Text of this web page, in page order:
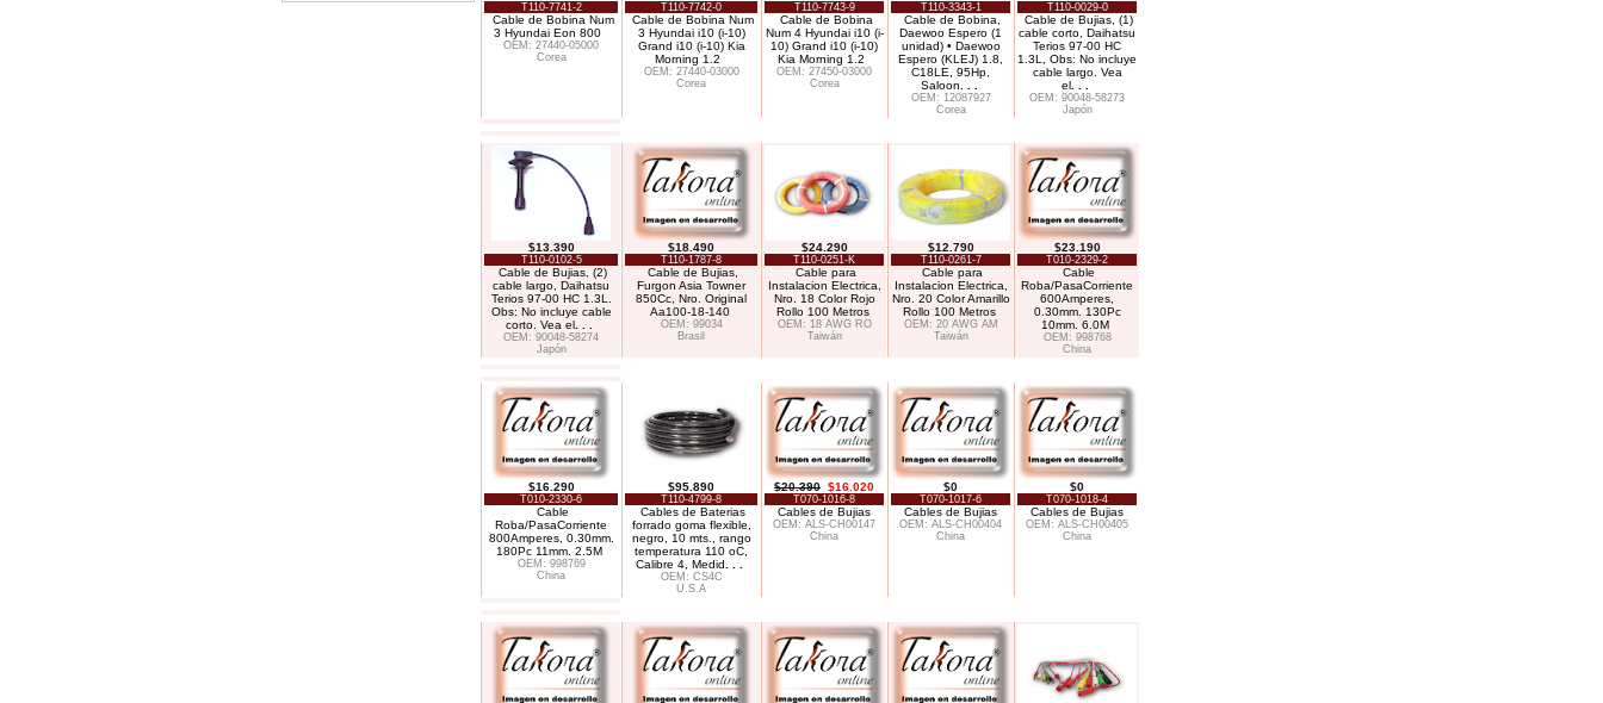
T110-7741-2
Cable de Bobina Num
3 Hyundai Eon 800
OEM: 27440-05000
Corea
T110-7742-0
Cable de Bobina Num
3 Hyundai i10 (i-10)
Grand i10 (i-10) Kia
Morning 1.2
OEM: 27440-03000
Corea
T110-7743-9
Cable de Bobina
Num 4 Hyundai i10 (i-
10) Grand i10 (i-10)
Kia Morning 1.2
OEM: 27450-03000
Corea
T110-3343-1
Cable de Bobina,
Daewoo Espero (1
unidad) • Daewoo
Espero (KLEJ) 1.8,
C18LE, 95Hp,
Saloon
OEM: 12087927
Corea
T110-0029-0
Cable de Bujias, (1)
cable corto, Daihatsu
Terios 97-00 HC
1.3L, Obs: No incluye
cable largo. Vea
el
OEM: 90048-58273
Japón
$13.390
T110-0102-5
Cable de Bujias, (2)
cable largo, Daihatsu
Terios 97-00 HC 1.3L.
Obs: No incluye cable
corto. Vea el
OEM: 90048-58274
Japón
$18.490
T110-1787-8
Cable de Bujias,
Furgon Asia Towner
850Cc, Nro. Original
Aa100-18-140
OEM: 99034
Brasil
$24.290
T110-0251-K
Cable para
Instalacion Electrica,
Nro. 18 Color Rojo
Rollo 100 Metros
OEM: 18 AWG RO
Taiwán
$12.790
T110-0261-7
Cable para
Instalacion Electrica,
Nro. 20 Color Amarillo
Rollo 100 Metros
OEM: 20 AWG AM
Taiwán
$23.190
T010-2329-2
Cable
Roba/PasaCorriente
600Amperes,
0.30mm. 130Pc
10mm. 6.0M
OEM: 998768
China
$16.290
T010-2330-6
Cable
Roba/PasaCorriente
800Amperes, 0.30mm.
180Pc 11mm. 2.5M
OEM: 998769
China
$95.890
T110-4799-8
Cables de Baterias
forrado goma flexible,
negro, 10 mts., rango
temperatura 110 oC,
Calibre 4, Medid
OEM: CS4C
U.S.A
$20.390 $16.020
T070-1016-8
Cables de Bujias
OEM: ALS-CH00147
China
$0
T070-1017-6
Cables de Bujias
OEM: ALS-CH00404
China
$0
T070-1018-4
Cables de Bujias
OEM: ALS-CH00405
China